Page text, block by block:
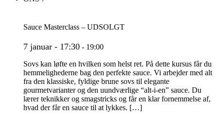
Sauce Masterclass – UDSOLGT
7 januar - 17:30 - 19:00
Sovs kan løfte en hvilken som helst ret. På dette kursus får du
hemmelighederne bag den perfekte sauce. Vi arbejder med alt
fra den klassiske, fyldige brune sovs til elegante
gourmetvarianter og den uundværlige “alt-i-en” sauce. Du
lærer teknikker og smagstricks og får en klar fornemmelse af,
hvad der får en sauce til at lykkes. […]